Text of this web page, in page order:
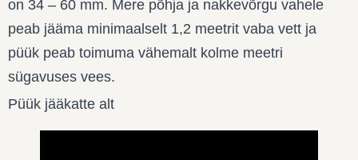
on 34 – 60 mm. Mere põhja ja nakkevõrgu vahele
peab jääma minimaalselt 1,2 meetrit vaba vett ja
püük peab toimuma vähemalt kolme meetri
sügavuses vees.
Püük jääkatte alt